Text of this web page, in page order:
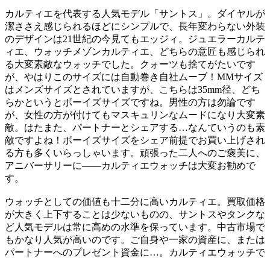
カルティエを代表する人気モデル「サントス」。ダイヤルが
潔ささえ感じられるほどにシンプルで、長年変わらない外装
のデザインは21世紀の今見てもエッジィ。ジュエラーカルテ
ィエ、ウォッチメゾンカルティエ、どちらの意匠も感じられ
る大変素敵なウォッチでした。クォーツも捨てがたいです
が、やはりこのサイズには自動巻き自社ムーブ！MMサイズ
はメンズサイズとされていますが、こちらは35mm径、どち
らかというとボーイズサイズですね。男性の方は勿論です
が、女性の方が付けてもマスキュリンなムードになり大変素
敵。はたまた、パートナーとシェアする…なんていうのも素
敵ですよね！ボーイズサイズをシェア前提でお買い上げされ
る方も多くいらっしゃいます。頑張った二人へのご褒美に、
アニバーサリーに――カルティエウォッチは大変お勧めで
す。
ウォッチとしての価値も十二分に高いカルティエ。買取価格
が大きく上下することは少ないものの、サントスやタンクな
ど人気モデルは常に高めの水準を保っています。中古市場で
もかなり人気が高いのです。ご自身や一家の資産に、または
パートナーへのプレゼント資金に…。カルティエウォッチで